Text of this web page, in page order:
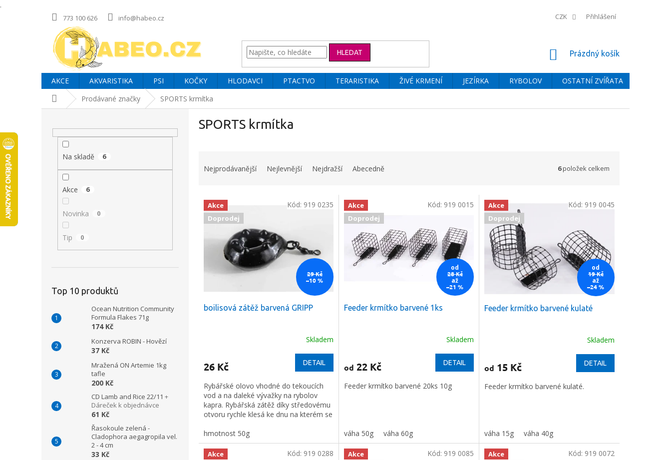
.
773 100 626 info@habeo.cz CZK Přihlášení
HLEDAT
NÁKUPNÍ
Prázdný košík
AKCE AKVARISTIKA PSI KOČKY HLODAVCI PTACTVO TERARISTIKA ŽIVÉ KRMENÍ JEZÍRKA RYBOLOV OSTATNÍ ZVÍŘATA
Domů Prodávané značky SPORTS krmítka
Na skladě 6
Akce 6
Novinka 0
Tip 0
Top 10 produktů
Ocean Nutrition Community
Formula Flakes 71g
174 Kč
Konzerva ROBIN - Hovězí
37 Kč
Mražená ON Artemie 1kg
tafle
200 Kč
CD Lamb and Rice 22/11 +
Dáreček k objednávce
61 Kč
Řasokoule zelená -
Cladophora aegagropila vel.
2 - 4 cm
33 Kč
SPORTS krmítka
p
Nejprodávanější Nejlevnější Nejdražší Abecedně 6položek celkem
V
p
Akce
Doprodej
29 Kč
–10 %
boilisová zátěž barvená GRIPP
Skladem
26 Kč DETAIL
Rybářské olovo vhodné do tekoucích
vod a na daleké vývažky na rybolov
kapra. Rybářská zátěž díky středovému
otvoru rychle klesá ke dnu na kterém se
Klade malý odpor - výhoda při
stahování z velkých vzdáleností.
hmotnost 50g
Kód: 919 0235
Akce
Doprodej
od
28 Kč
až
–21 %
Feeder krmítko barvené 1ks
Skladem
od 22 Kč DETAIL
Feeder krmítko barvené 20ks 10g
váha 50g váha 60g
Kód: 919 0015
Akce
Doprodej
od
19 Kč
až
–24 %
Feeder krmítko barvené kulaté
Skladem
od 15 Kč DETAIL
Feeder krmítko barvené kulaté.
váha 15g váha 40g
Kód: 919 0045
Akce Kód: 919 0288
Akce
Kód: 919 0085
Akce
Kód: 919 0072